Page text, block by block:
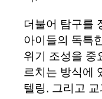
더불어 탐구를
아이들의 독특
위기 조성을 중
르치는 방식에
텔링, 그리고